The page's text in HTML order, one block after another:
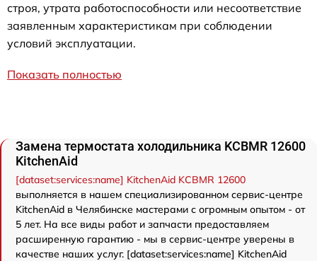
строя, утрата работоспособности или несоответствие
заявленным характеристикам при соблюдении
условий эксплуатации.
Показать полностью
Замена термостата холодильника KCBMR 12600
KitchenAid
[dataset:services:name] KitchenAid KCBMR 12600
выполняется в нашем специализированном сервис-центре
KitchenAid в Челябинске мастерами с огромным опытом - от
5 лет. На все виды работ и запчасти предоставляем
расширенную гарантию - мы в сервис-центре уверены в
качестве наших услуг. [dataset:services:name] KitchenAid